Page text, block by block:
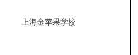
上海金苹果学校